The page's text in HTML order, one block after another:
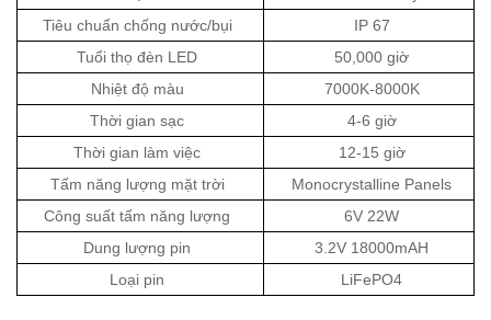
Tiêu chuẩn chống nước/bụi
IP 67
Tuổi thọ đèn LED
50,000 giờ
Nhiệt độ màu
7000K-8000K
Thời gian sạc
4-6 giờ
Thời gian làm việc
12-15 giờ
Tấm năng lượng mặt trời
Monocrystalline Panels
Công suất tấm năng lượng
6V 22W
Dung lượng pin
3.2V 18000mAH
Loại pin
LiFePO4